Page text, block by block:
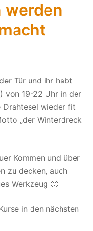
werden
Tür und ihr habt
von 19-22 Uhr in der
Drahtesel wieder fit
„der Winterdreck
Kommen und über
zu decken, auch
Werkzeug 🙂
in den nächsten